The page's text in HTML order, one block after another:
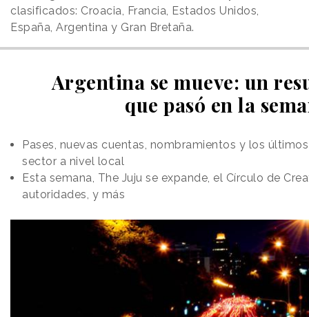
clasificados: Croacia, Francia, Estados Unidos,
España, Argentina y Gran Bretaña.
Argentina se mueve: un
que pasó en la
Pases, nuevas cuentas, nombramientos y los
sector a nivel local
Esta semana, The Juju se expande, el Círculo de
autoridades, y más